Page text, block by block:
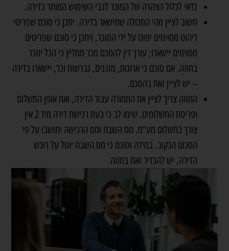
כדאי לכלול הצהרה של המוכר לגבי השימוש המותר בדירה.
חשוב לציין מהי התכולה שתישאר בדירה. יתכן כי סוכם שפריטי
ריהוט מסוימים יפונו על ידי המוכר, ויתכן כי סוכם שפריטים
מסוימים יישארו; עורך דין להסכם מכר ממליץ כי הכל יוזכר
בחוזה. אם סוכם כי ארונות, מזגנים, נברשות וכו‘, יישארו בדירה
– יש לציין זאת בהסכם.
החוזה צריך לציין את התמורה עבור הדירה, ואת אופן התשלום
ופריסת התשלומים. שימו לב כי בעת רכישת דירה מיד 2 אין
צורך בתשלום מע“מ. מס השבח ומס הרכישה יחושבו על פי
הסכום הנקוב. במידה וסוכם כי מס השבח יוטל על רוכש
הדירה, יש להגדיר זאת בחוזה.